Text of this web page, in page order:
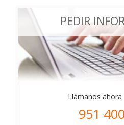
PEDIR
Llámanos
951